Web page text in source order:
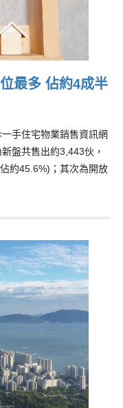
最多 佔約4成半
手住宅物業銷售資訊網
盤共售出約3,443伙，
約45.6%)；其次為開放